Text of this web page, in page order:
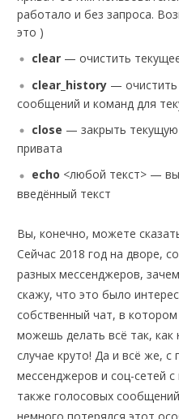
работало и без запроса.
это )
clear — очистить
clear_history —
сообщений и команд для
close — закрыть текущую
привата
echo <любой текст> —
введённый текст
Вы, конечно, можете
Сейчас 2018 год на дворе,
разных мессенджеров,
скажу, что это было
собственный чат, в
можешь делать всё так,
случае круто! Да и всё же, с
мессенджеров и соц-сетей
также голосовых